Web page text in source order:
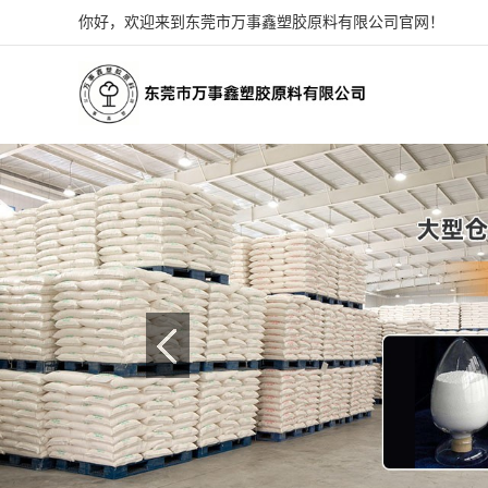
你好，欢迎来到东莞市万事鑫塑胶原料有限公司官网！